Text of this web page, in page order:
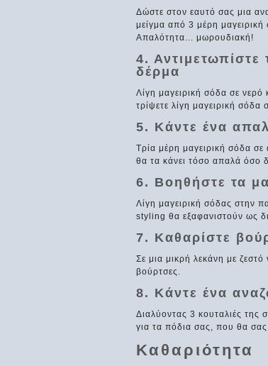
Δώστε στον εαυτό σας μια
μείγμα από 3 μέρη μαγειρική
Απαλότητα... μωρουδιακή!
4.
δέρμα
Λίγη μαγειρική σόδα σε
τρίψετε λίγη μαγειρική
5. Κάντε ένα
Τρία μέρη μαγειρική σόδα
θα τα κάνει τόσο απαλά όσο
6. Βοηθήστε τα
Λίγη μαγειρική σόδας στην
styling θα εξαφανιστούν ως
7. Καθαρίστε
Σε μια μικρή λεκάνη με ζεστό
βούρτσες.
8. Κάντε ένα
Διαλύοντας 3 κουταλιές της
για τα πόδια σας, που θα σας
Καθαριότητα